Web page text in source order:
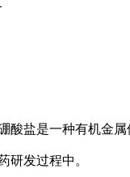
酸盐是一种有机金
研发过程中。